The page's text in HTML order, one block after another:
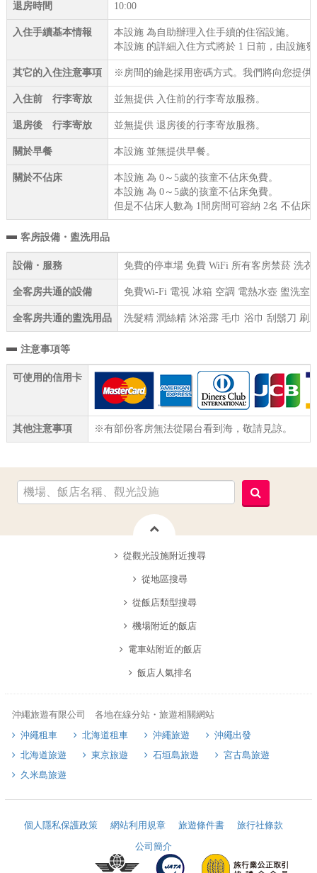
退房時間 10:00
入住手續基本情報
本設施 為自助辦理入住手續的住宿設施。
本設施 的詳細入住方式將於 1 日前，由設施
其它的入住注意事項 ※房間的鑰匙採用密碼方式。我們將向您提供
入住前 行李寄放 並無提供 入住前的行李寄放服務。
退房後 行李寄放 並無提供 退房後的行李寄放服務。
關於早餐 本設施 並無提供早餐。
關於不佔床
本設施 為 0～5歲的孩童不佔床免費。
本設施 為 0～5歲的孩童不佔床免費。
但是不佔床人數為 1間房間可容納 2名 不佔床
客房設備・盥洗用品
設備・服務 免費的停車場 免費 WiFi 所有客房禁菸 洗
全客房共通的設備 免費Wi-Fi 電視 冰箱 空調 電熱水壺 盥洗室
全客房共通的盥洗用品 洗髮精 潤絲精 沐浴露 毛巾 浴巾 刮鬍刀 刷
注意事項等
可使用的信用卡
其他注意事項 ※有部份客房無法從陽台看到海，敬請見諒。
從觀光設施附近搜尋
從地區搜尋
從飯店類型搜尋
機場附近的飯店
電車站附近的飯店
飯店人氣排名
沖繩旅遊有限公司 各地在線分站・旅遊相關網站
沖繩租車
北海道租車 沖繩旅遊
沖繩出發
北海道旅遊
東京旅遊 石垣島旅遊
宮古島旅遊
久米島旅遊
個人隱私保護政策 網站利用規章 旅遊條件書
旅行社條款
公司簡介